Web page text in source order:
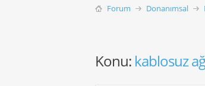
Forum Donanımsal
Konu: kablosuz